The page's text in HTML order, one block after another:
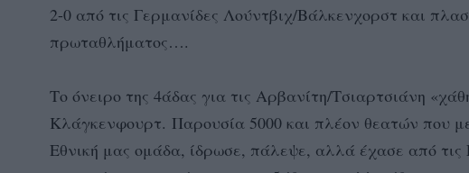
2-0 από τις Γερμανίδες Λούντβιχ/Βάλκενχορστ και
πρωταθλήματος….
Το όνειρο της 4άδας για τις Αρβανίτη/Τσιαρτσιάνη
Κλάγκενφουρτ. Παρουσία 5000 και πλέον θεατών που
Εθνική μας ομάδα, ίδρωσε, πάλεψε, αλλά έχασε από